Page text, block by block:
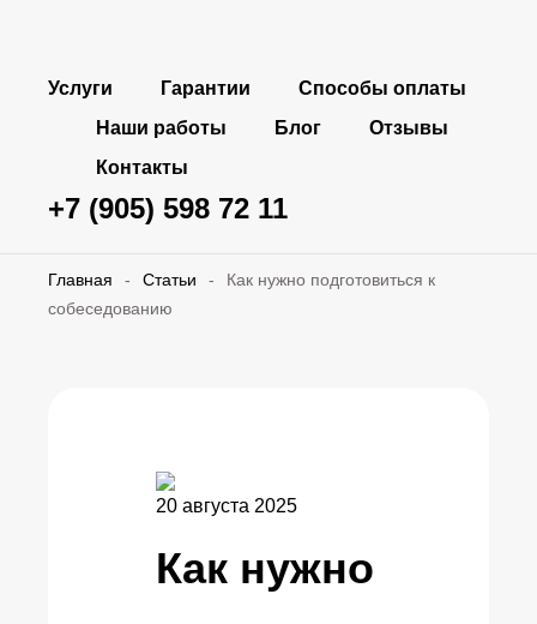
Услуги Гарантии
Способы оплаты
Наши работы
Блог
Отзывы
Контакты
+7 (905) 598 72 11
Главная - Статьи -
Как нужно подготовиться к
собеседованию
20 августа 2025
Как нужно